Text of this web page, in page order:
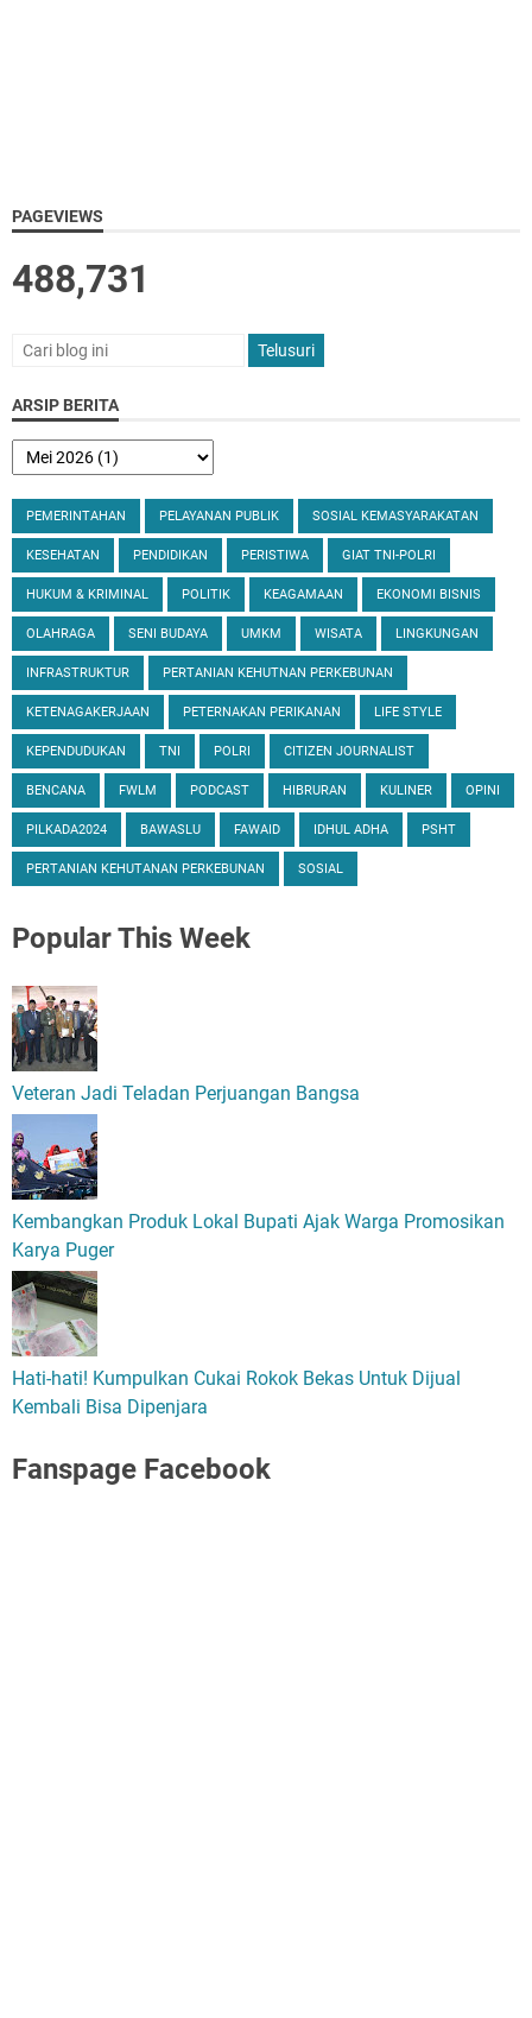
PAGEVIEWS
488,731
ARSIP BERITA
PEMERINTAHAN PELAYANAN PUBLIK SOSIAL KEMASYARAKATAN
KESEHATAN PENDIDIKAN PERISTIWA GIAT TNI-POLRI
HUKUM & KRIMINAL POLITIK KEAGAMAAN EKONOMI BISNIS
OLAHRAGA SENI BUDAYA UMKM WISATA LINGKUNGAN
INFRASTRUKTUR PERTANIAN KEHUTNAN PERKEBUNAN
KETENAGAKERJAAN PETERNAKAN PERIKANAN LIFE STYLE
KEPENDUDUKAN TNI POLRI CITIZEN JOURNALIST
BENCANA FWLM PODCAST HIBRURAN KULINER OPINI
PILKADA2024 BAWASLU FAWAID IDHUL ADHA PSHT
PERTANIAN KEHUTANAN PERKEBUNAN SOSIAL
PopularThis Week
Veteran Jadi Teladan Perjuangan Bangsa
Kembangkan Produk Lokal Bupati Ajak Warga Promosikan
Karya Puger
Hati-hati! Kumpulkan Cukai Rokok Bekas Untuk Dijual
Kembali Bisa Dipenjara
Fanspage Facebook